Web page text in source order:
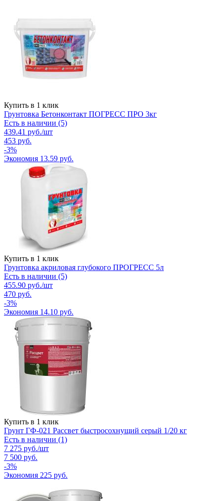
Купить в 1 клик
Грунтовка Бетонконтакт ПОГРЕСС ПРО 3кг
Есть в наличии (5)
439.41 руб./шт
453 руб.
-3%
Экономия 13.59 руб.
Купить в 1 клик
Грунтовка акриловая глубокого ПРОГРЕСС 5л
Есть в наличии (5)
455.90 руб./шт
470 руб.
-3%
Экономия 14.10 руб.
Купить в 1 клик
Грунт ГФ-021 Рассвет быстросохнущий серый 1/20 кг
Есть в наличии (1)
7 275 руб./шт
7 500 руб.
-3%
Экономия 225 руб.